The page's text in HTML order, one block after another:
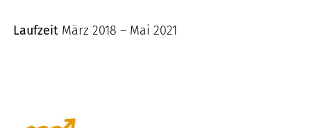
Laufzeit März 2018 – Mai 2021